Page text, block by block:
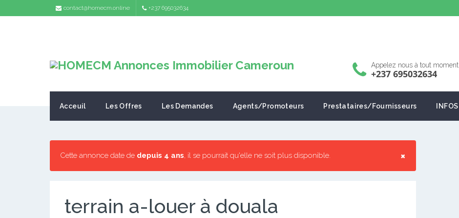
contact@homecm.online +237 695032634
Appelez nous à tout moment
+237 695032634
Acceuil Les Offres Les Demandes Agents/Promoteurs Prestataires/Fournisseurs INFOS
×
Cette annonce date de depuis 4 ans, il se pourrait qu'elle ne soit plus disponible.
terrain a-louer à douala